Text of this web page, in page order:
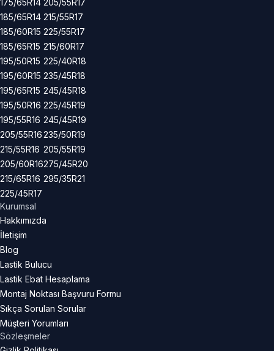
175/65R14
185/65R14
185/60R15
185/65R15
195/50R15
195/60R15
195/65R15
195/50R16
195/55R16
205/55R16
215/55R16
205/60R16
215/65R16
225/45R17
205/55R17
215/55R17
225/55R17
215/60R17
225/40R18
235/45R18
245/45R18
225/45R19
245/45R19
235/50R19
205/55R19
275/45R20
295/35R21
Kurumsal
Hakkımızda
İletişim
Blog
Lastik Bulucu
Lastik Ebat Hesaplama
Montaj Noktası Başvuru Formu
Sıkça Sorulan Sorular
Müşteri Yorumları
Sözleşmeler